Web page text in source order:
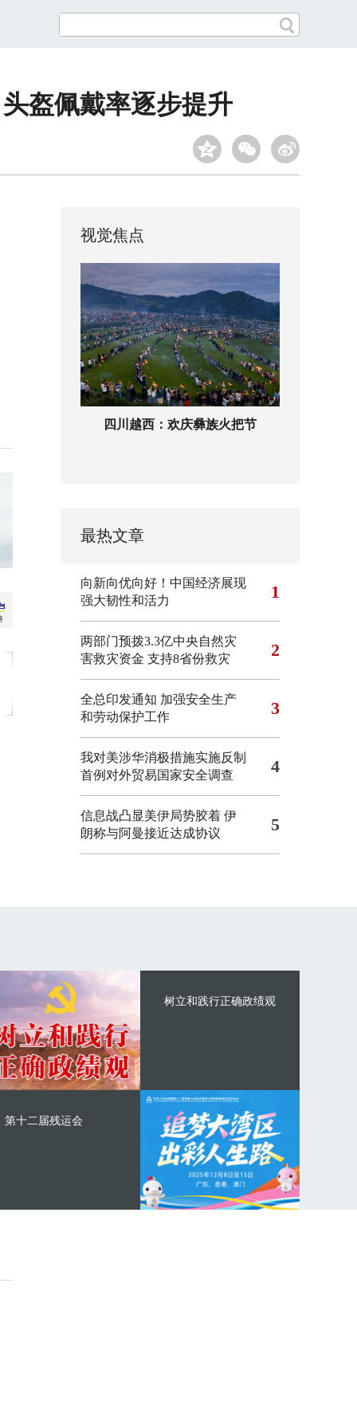
盔佩戴率逐步提升
视觉焦点
四川越西：欢庆彝族火把节
最热文章
向新向优向好！中国经济展现
强大韧性和活力
1
两部门预拨3.3亿中央自然灾
害救灾资金 支持8省份救灾
2
全总印发通知 加强安全生产
和劳动保护工作
3
我对美涉华消极措施实施反制
首例对外贸易国家安全调查
4
信息战凸显美伊局势胶着 伊
朗称与阿曼接近达成协议
5
树立和践行正确政绩观
第十二届残运会